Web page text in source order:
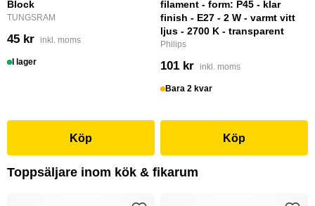
Block
TUNGSRAM
45 kr inkl. moms
I lager
Köp
filament - form: P45 - klar
finish - E27 - 2 W - varmt vitt
ljus - 2700 K - transparent
Philips
101 kr inkl. moms
Bara 2 kvar
Köp
Toppsäljare inom kök & fikarum